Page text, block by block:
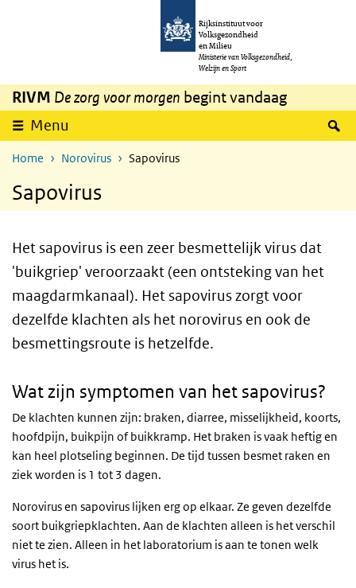
Overslaan en naar de inhoud gaan
Rijksinstituut voor
Volksgezondheid
en Milieu
Ministerie van Volksgezondheid,
Welzijn en Sport
RIVM De zorg voor morgen begint vandaag
Menu
Home Norovirus Sapovirus
Sapovirus
Het sapovirus is een zeer besmettelijk virus dat
'buikgriep' veroorzaakt (een ontsteking van het
maagdarmkanaal). Het sapovirus zorgt voor
dezelfde klachten als het norovirus en ook de
besmettingsroute is hetzelfde.
Wat zijn symptomen van het sapovirus?
De klachten kunnen zijn: braken, diarree, misselijkheid, koorts,
hoofdpijn, buikpijn of buikkramp. Het braken is vaak heftig en
kan heel plotseling beginnen. De tijd tussen besmet raken en
ziek worden is 1 tot 3 dagen.
Norovirus en sapovirus lijken erg op elkaar. Ze geven dezelfde
soort buikgriepklachten. Aan de klachten alleen is het verschil
niet te zien. Alleen in het laboratorium is aan te tonen welk
virus het is.